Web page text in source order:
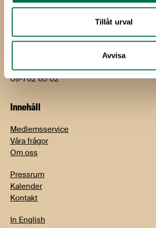
Tillåt urval
Avvisa
bjorn.hellman@li.se
Jimmy Sandell
Kommunikations- och näringspolitisk chef
jimmy.sandell@li.se
08-762 65 02
Innehåll
Medlemsservice
Våra frågor
Om oss
Pressrum
Kalender
Kontakt
In English